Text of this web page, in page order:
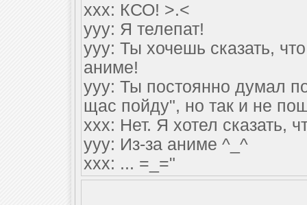
xxx: КСО! >.<
yyy: Я телепат!
yyy: Ты хочешь сказать,
аниме!
yyy: Ты постоянно думал
щас пойду", но так и не
xxx: Нет. Я хотел сказать,
yyy: Из-за аниме ^_^
xxx: ... =_="